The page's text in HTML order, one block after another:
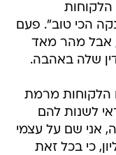
הלקוחות
הכי טוב". פעם
אבל מהר מאד
שלה באהבה.
הלקוחות מרמת
לשנות להם
אני שם על עצמי
כי בכל זאת